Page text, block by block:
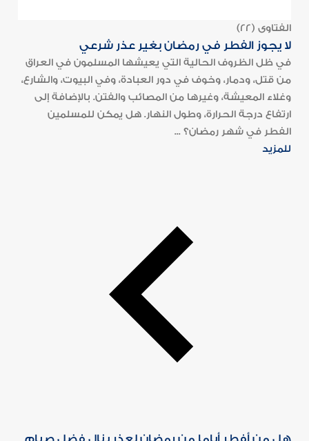
الفتاوى (22)
لا يجوز الفطر في رمضان بغير عذر شرعي
في ظل الظروف الحالية التي يعيشها المسلمون في العراق
من قتل، ودمار، وخوف في دور العبادة، وفي البيوت، والشارع،
وغلاء المعيشة، وغيرها من المصائب والفتن. بالإضافة إلى
ارتفاع درجة الحرارة، وطول النهار. هل يمكن للمسلمين
الفطر في شهر رمضان؟ ...
للمزيد